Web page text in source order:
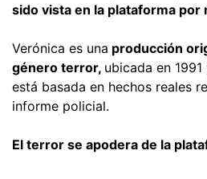
sido vista en la plataforma por
Verónica es una producción
género terror, ubicada en
está basada en hechos reales
informe policial.
El terror se apodera de la